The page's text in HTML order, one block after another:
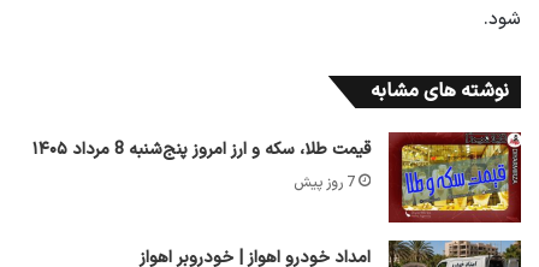
شود.
نوشته های مشابه
قیمت طلا، سکه و ارز امروز پنج‌شنبه 8 مرداد ۱۴۰۵
7 روز پیش
امداد خودرو اهواز | خودروبر اهواز